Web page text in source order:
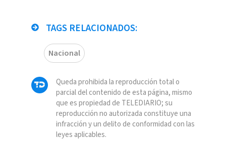
TAGS RELACIONADOS:
Nacional
Queda prohibida la reproducción total o
parcial del contenido de esta página, mismo
que es propiedad de TELEDIARIO; su
reproducción no autorizada constituye una
infracción y un delito de conformidad con las
leyes aplicables.